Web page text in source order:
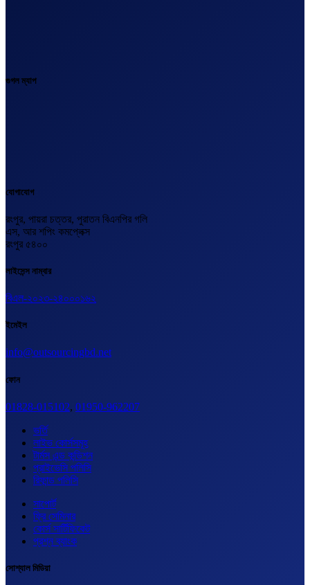
গুগল ম্যাপ
যোগাযোগ
রংপুর, পায়রা চত্তর, পুরাতন বিএনপির গলি
এস, আর শপিং কমপ্লেক্স
রংপুর ৫৪০০
লাইসেন্স নাম্বার
বিএল-২০২৩-২৪০০০১৬২
ইমেইল
info@outsourcingbd.net
ফোন
01828-015102, 01950-962207
ভর্তি
লাইভ কোর্সসমূহ
টার্মস এন্ড কন্ডিশন
প্রাইভেসি পলিসি
রিফান্ড পলিসি
সাপোর্ট
ফ্রি সেমিনার
কোর্স সার্টিফিকেট
প্রশ্ন ব্যাংক
সোশ্যাল মিডিয়া